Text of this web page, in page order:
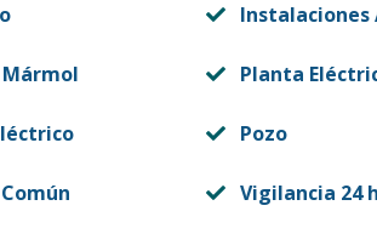
Instalaciones
Mármol Planta
Pozo
Vigilancia 24